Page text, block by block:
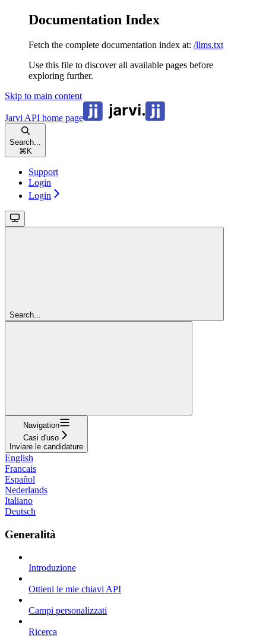
Documentation Index
Fetch the complete documentation index at: /llms.txt
Use this file to discover all available pages before
exploring further.
Skip to main content
Jarvi API home page
Search...
⌘ K
Support
Login
Login
Search...
Navigation
Casi d'uso
Inviare le candidature
English
Francais
Español
Nederlands
Italiano
Deutsch
Generalità
Introduzione
Ottieni le mie chiavi API
Campi personalizzati
Ricerca